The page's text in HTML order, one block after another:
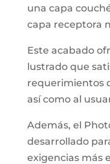
una capa
capa receptora
Este acabado
lustrado que
requerimientos
así como al
Además, el
desarrollado
exigencias más